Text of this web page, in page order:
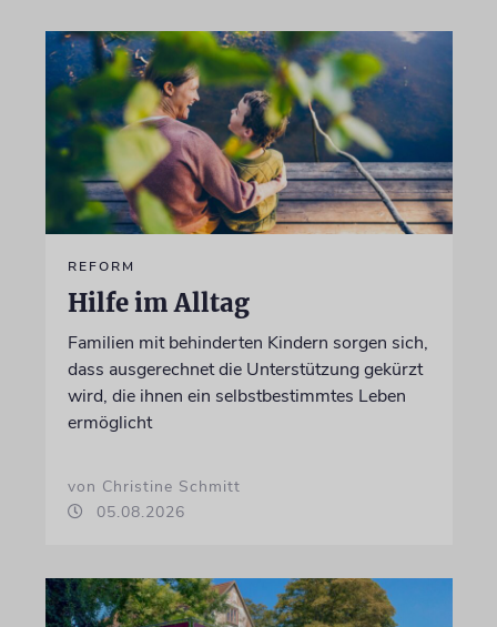
REFORM
Hilfe im Alltag
Familien mit behinderten Kindern sorgen sich,
dass ausgerechnet die Unterstützung gekürzt
wird, die ihnen ein selbstbestimmtes Leben
ermöglicht
von Christine Schmitt
05.08.2026